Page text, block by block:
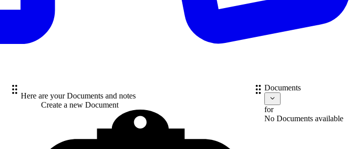
Here are your Documents and notes
Create a new Document
Documents
for
No Documents available